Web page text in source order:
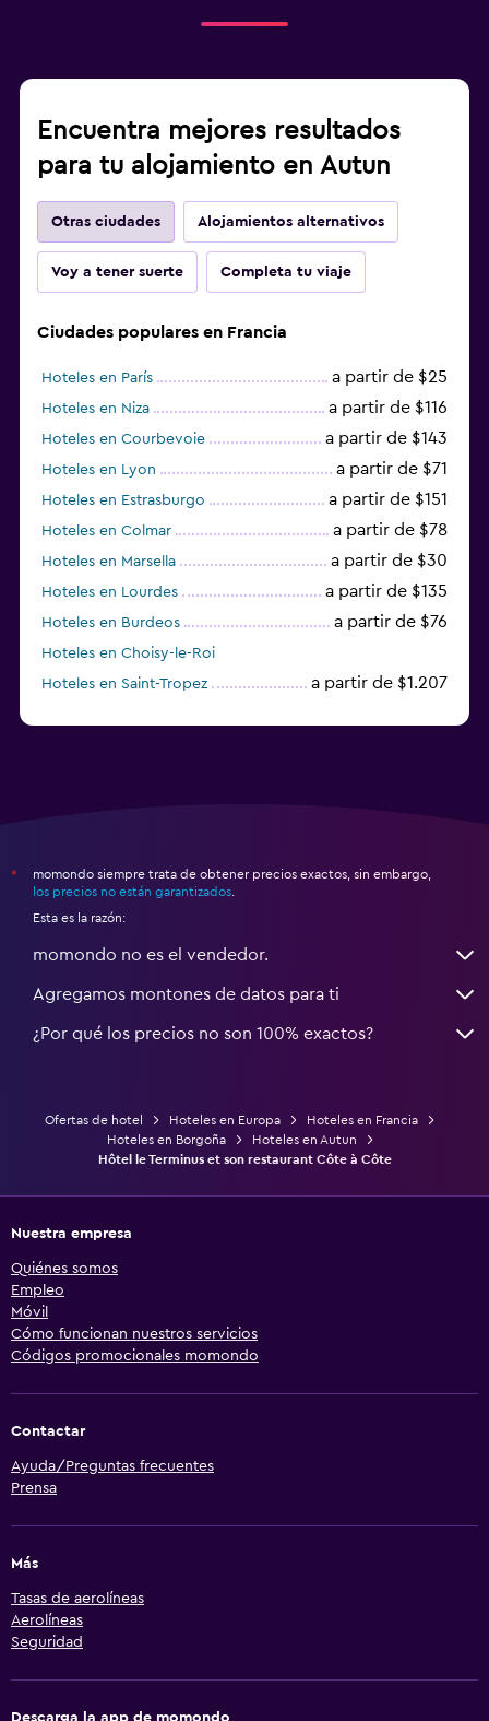
Encuentra mejores resultados
para tu alojamiento en Autun
Otras ciudades Alojamientos alternativos
Voy a tener suerte Completa tu viaje
Ciudades populares en Francia
Hoteles en París a partir de $25
Hoteles en Niza a partir de $116
Hoteles en Courbevoie a partir de $143
Hoteles en Lyon a partir de $71
Hoteles en Estrasburgo a partir de $151
Hoteles en Colmar a partir de $78
Hoteles en Marsella a partir de $30
Hoteles en Lourdes a partir de $135
Hoteles en Burdeos a partir de $76
Hoteles en Choisy-le-Roi
Hoteles en Saint-Tropez
a partir de $1.207
*
momondo siempre trata de obtener precios exactos, sin embargo,
los precios no están garantizados
Esta es la razón:
momondo no es el vendedor.
Agregamos montones de datos para ti
¿Por qué los precios no son 100% exactos?
Ofertas de hotel Hoteles en Europa
Hoteles en Francia
Hoteles en Borgoña
Hoteles en Autun
Hôtel le Terminus et son restaurant Côte à Côte
Nuestra empresa
Quiénes somos
Empleo
Móvil
Cómo funcionan nuestros servicios
Códigos promocionales momondo
Contactar
Ayuda/Preguntas frecuentes
Prensa
Más
Tasas de aerolíneas
Aerolíneas
Seguridad
Descarga la app de momondo